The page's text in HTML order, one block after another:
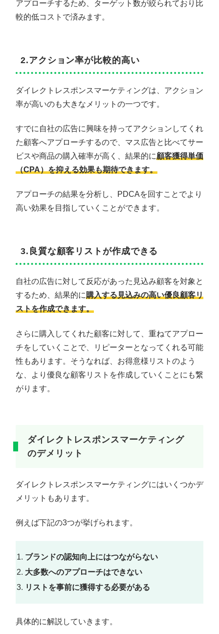
アプローチするため、ターゲット数が絞られており比
較的低コストで済みます。
2.アクション率が比較的高い
ダイレクトレスポンスマーケティングは、アクション
率が高いのも大きなメリットの一つです。
すでに自社の広告に興味を持ってアクションしてくれ
た顧客へアプローチするので、マス広告と比べてサー
ビスや商品の購入確率が高く、結果的に顧客獲得単価
（CPA）を抑える効果も期待できます。
アプローチの結果を分析し、PDCAを回すことでより
高い効果を目指していくことができます。
3.良質な顧客リストが作成できる
自社の広告に対して反応があった見込み顧客を対象と
するため、結果的に購入する見込みの高い優良顧客リ
ストを作成できます。
さらに購入してくれた顧客に対して、重ねてアプロー
チをしていくことで、リピーターとなってくれる可能
性もあります。そうなれば、お得意様リストのよう
な、より優良な顧客リストを作成していくことにも繋
がります。
ダイレクトレスポンスマーケティング
のデメリット
ダイレクトレスポンスマーケティングにはいくつかデ
メリットもあります。
例えば下記の3つが挙げられます。
ブランドの認知向上にはつながらない
大多数へのアプローチはできない
リストを事前に獲得する必要がある
具体的に解説していきます。